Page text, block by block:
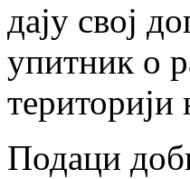
дају свој
упитник о
територији
Подаци